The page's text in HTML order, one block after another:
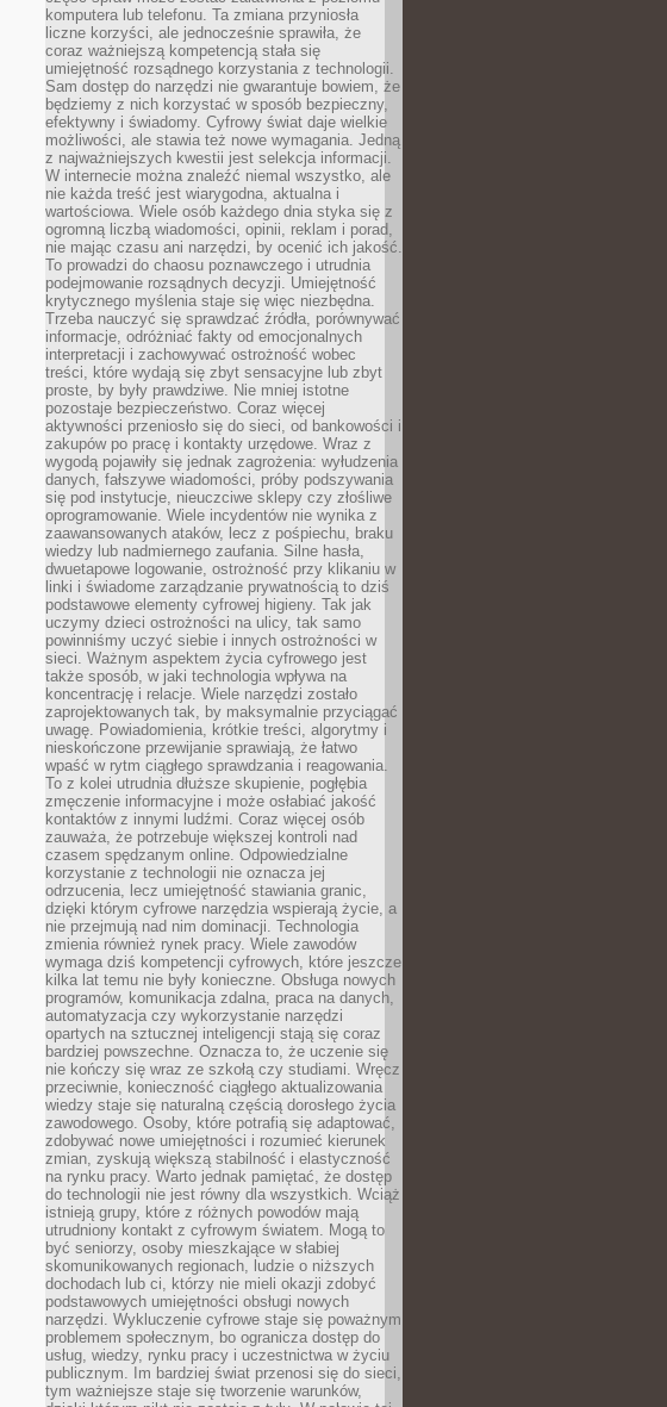
komputera lub telefonu. Ta zmiana przyniosła
liczne korzyści, ale jednocześnie sprawiła, że
coraz ważniejszą kompetencją stała się
umiejętność rozsądnego korzystania z technologii.
Sam dostęp do narzędzi nie gwarantuje bowiem, że
będziemy z nich korzystać w sposób bezpieczny,
efektywny i świadomy. Cyfrowy świat daje wielkie
możliwości, ale stawia też nowe wymagania. Jedną
z najważniejszych kwestii jest selekcja informacji.
W internecie można znaleźć niemal wszystko, ale
nie każda treść jest wiarygodna, aktualna i
wartościowa. Wiele osób każdego dnia styka się z
ogromną liczbą wiadomości, opinii, reklam i porad,
nie mając czasu ani narzędzi, by ocenić ich jakość.
To prowadzi do chaosu poznawczego i utrudnia
podejmowanie rozsądnych decyzji. Umiejętność
krytycznego myślenia staje się więc niezbędna.
Trzeba nauczyć się sprawdzać źródła, porównywać
informacje, odróżniać fakty od emocjonalnych
interpretacji i zachowywać ostrożność wobec
treści, które wydają się zbyt sensacyjne lub zbyt
proste, by były prawdziwe. Nie mniej istotne
pozostaje bezpieczeństwo. Coraz więcej
aktywności przeniosło się do sieci, od bankowości i
zakupów po pracę i kontakty urzędowe. Wraz z
wygodą pojawiły się jednak zagrożenia: wyłudzenia
danych, fałszywe wiadomości, próby podszywania
się pod instytucje, nieuczciwe sklepy czy złośliwe
oprogramowanie. Wiele incydentów nie wynika z
zaawansowanych ataków, lecz z pośpiechu, braku
wiedzy lub nadmiernego zaufania. Silne hasła,
dwuetapowe logowanie, ostrożność przy klikaniu w
linki i świadome zarządzanie prywatnością to dziś
podstawowe elementy cyfrowej higieny. Tak jak
uczymy dzieci ostrożności na ulicy, tak samo
powinniśmy uczyć siebie i innych ostrożności w
sieci. Ważnym aspektem życia cyfrowego jest
także sposób, w jaki technologia wpływa na
koncentrację i relacje. Wiele narzędzi zostało
zaprojektowanych tak, by maksymalnie przyciągać
uwagę. Powiadomienia, krótkie treści, algorytmy i
nieskończone przewijanie sprawiają, że łatwo
wpaść w rytm ciągłego sprawdzania i reagowania.
To z kolei utrudnia dłuższe skupienie, pogłębia
zmęczenie informacyjne i może osłabiać jakość
kontaktów z innymi ludźmi. Coraz więcej osób
zauważa, że potrzebuje większej kontroli nad
czasem spędzanym online. Odpowiedzialne
korzystanie z technologii nie oznacza jej
odrzucenia, lecz umiejętność stawiania granic,
dzięki którym cyfrowe narzędzia wspierają życie, a
nie przejmują nad nim dominacji. Technologia
zmienia również rynek pracy. Wiele zawodów
wymaga dziś kompetencji cyfrowych, które jeszcze
kilka lat temu nie były konieczne. Obsługa nowych
programów, komunikacja zdalna, praca na danych,
automatyzacja czy wykorzystanie narzędzi
opartych na sztucznej inteligencji stają się coraz
bardziej powszechne. Oznacza to, że uczenie się
nie kończy się wraz ze szkołą czy studiami. Wręcz
przeciwnie, konieczność ciągłego aktualizowania
wiedzy staje się naturalną częścią dorosłego życia
zawodowego. Osoby, które potrafią się adaptować,
zdobywać nowe umiejętności i rozumieć kierunek
zmian, zyskują większą stabilność i elastyczność
na rynku pracy. Warto jednak pamiętać, że dostęp
do technologii nie jest równy dla wszystkich. Wciąż
istnieją grupy, które z różnych powodów mają
utrudniony kontakt z cyfrowym światem. Mogą to
być seniorzy, osoby mieszkające w słabiej
skomunikowanych regionach, ludzie o niższych
dochodach lub ci, którzy nie mieli okazji zdobyć
podstawowych umiejętności obsługi nowych
narzędzi. Wykluczenie cyfrowe staje się poważnym
problemem społecznym, bo ogranicza dostęp do
usług, wiedzy, rynku pracy i uczestnictwa w życiu
publicznym. Im bardziej świat przenosi się do sieci,
tym ważniejsze staje się tworzenie warunków,